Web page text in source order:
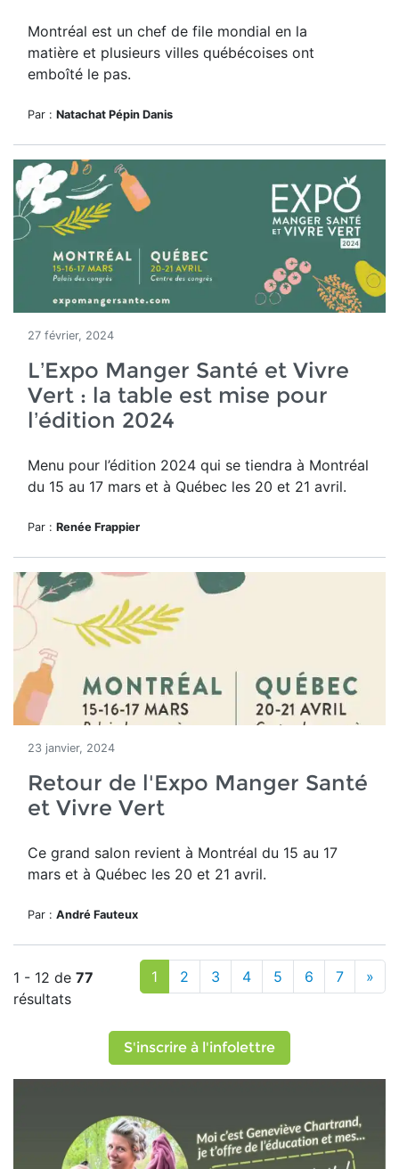
Montréal est un chef de file mondial en la
matière et plusieurs villes québécoises ont
emboîté le pas.
Par : Natachat Pépin Danis
27 février, 2024
L’Expo Manger Santé et Vivre
Vert : la table est mise pour
l’édition 2024
Menu pour l’édition 2024 qui se tiendra à Montréal
du 15 au 17 mars et à Québec les 20 et 21 avril.
Par : Renée Frappier
23 janvier, 2024
Retour de l'Expo Manger Santé
et Vivre Vert
Ce grand salon revient à Montréal du 15 au 17
mars et à Québec les 20 et 21 avril.
Par : André Fauteux
1 - 12 de 77
résultats
1 2 3 4 5 6 7 »
S'inscrire à l'infolettre